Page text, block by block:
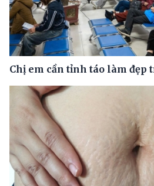
Chị em cần tỉnh táo làm đẹp